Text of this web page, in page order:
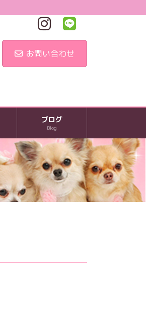
お問い合わせ
ブログ
Blog